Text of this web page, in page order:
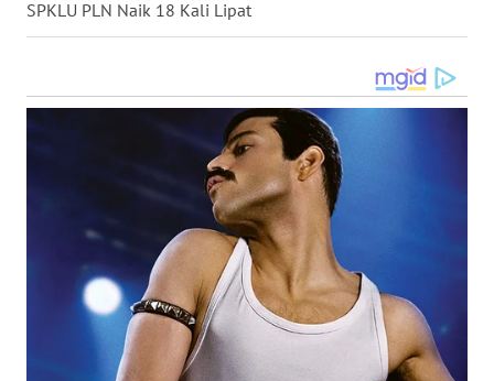
SPKLU PLN Naik 18 Kali Lipat
TOBA
NIAS
TAPANULI
SELATAN